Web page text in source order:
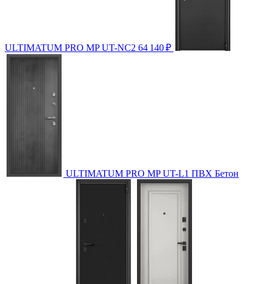
ULTIMATUM PRO МP UT-NC2 64 140₽
ULTIMATUM PRO МP UT-L1 ПВХ Бетон